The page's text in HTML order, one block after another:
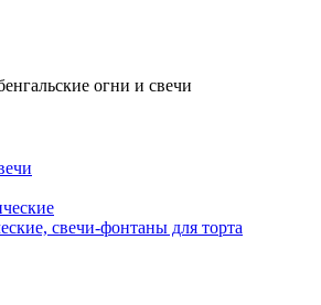
огни и свечи
свечи-фонтаны для торта